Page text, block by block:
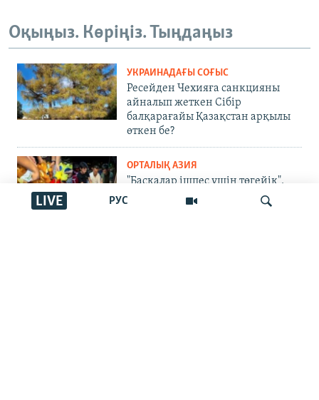
РУС
LIVE
Оқыңыз. Көріңіз. Тыңдаңыз
УКРАИНАДАҒЫ СОҒЫС
Ресейден Чехияға санкцияны
айналып жеткен Сібір
балқарағайы Қазақстан арқылы
өткен бе?
ОРТАЛЫҚ АЗИЯ
"Басқалар ішпес үшін төгейік".
Қырғызстандағы арақ төгу
челленджі: Ақша шашу ма әлде